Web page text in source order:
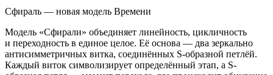
Сфираль — новая модель Времени
Модель «Сфирали» объединяет линейность, цикличность
и переходность в единое целое. Её основа — два зеркально
антисимметричных витка, соединённых S-образной петлёй.
Каждый виток символизирует определённый этап, а S-